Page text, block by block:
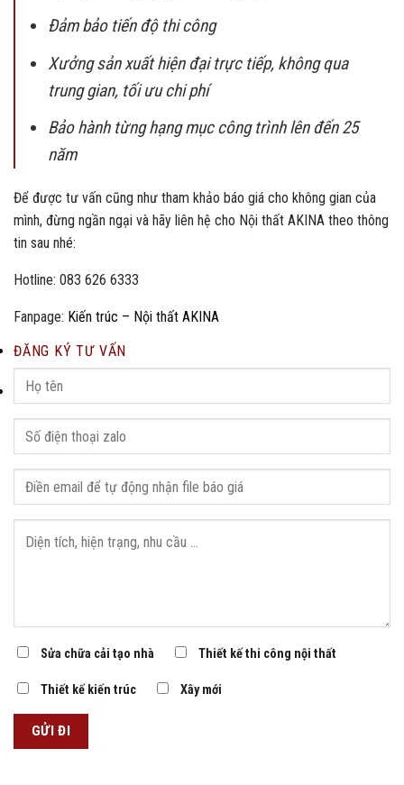
Đảm bảo tiến độ thi công
Xưởng sản xuất hiện đại trực tiếp, không qua
trung gian, tối ưu chi phí
Bảo hành từng hạng mục công trình lên đến 25
năm
Để được tư vấn cũng như tham khảo báo giá cho không gian của
mình, đừng ngần ngại và hãy liên hệ cho Nội thất AKINA theo thông
tin sau nhé:
Hotline: 083 626 6333
Fanpage: Kiến trúc – Nội thất AKINA
ĐĂNG KÝ TƯ VẤN
Sửa chữa cải tạo nhà Thiết kế thi công nội thất
Thiết kế kiến trúc Xây mới